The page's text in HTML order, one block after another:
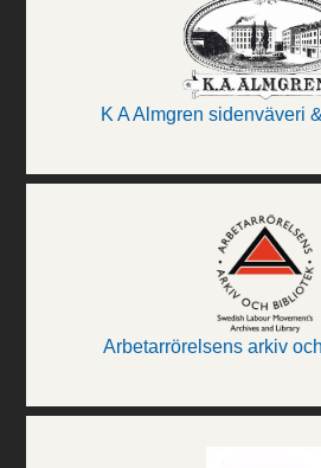
K A Almgren sidenväveri
Arbetarrörelsens arkiv